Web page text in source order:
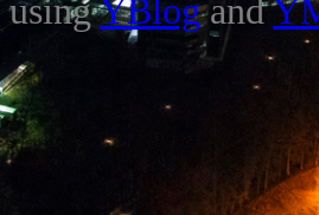
usingYBlogand